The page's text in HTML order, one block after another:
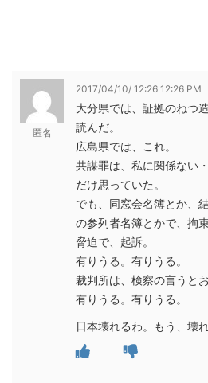
匿名
2017/04/10/ 12:26 12:26 PM
大分県では、証拠のねつ
読んだ。
広島県では、これ。
共謀罪は、私に関係ない
だけ思っていた。
でも、同窓会名簿とか、
の参列者名簿とかで、拘
脅迫で、起訴。
有りうる。有りうる。
裁判所は、検察の言うと
有りうる。有りうる。
日本壊れるわ。もう、壊